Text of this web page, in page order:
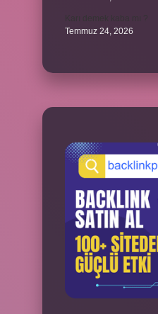
Temmuz 24, 2026